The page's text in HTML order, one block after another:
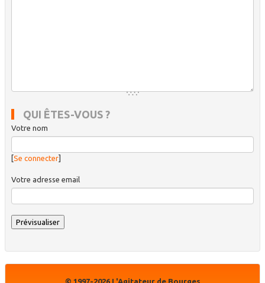
QUI ÊTES-VOUS ?
Votre nom
Se connecter]
Votre adresse email